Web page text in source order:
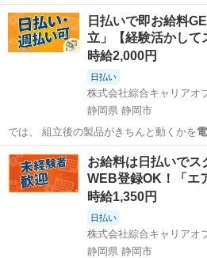
また、加工後の製…
静岡 静岡市 その他
日払いで即お給料
立」【経験活かし
時給2,000円
日払い
株式会社綜合キャリアオ
静岡県 静岡市
では、 組立後の製品がきちんと動くかを
た、 加工後の…
静岡 静岡市 工場
お給料は日払いで
WEB登録OK！「エ
時給1,350円
日払い
株式会社綜合キャリアオ
静岡県 静岡市